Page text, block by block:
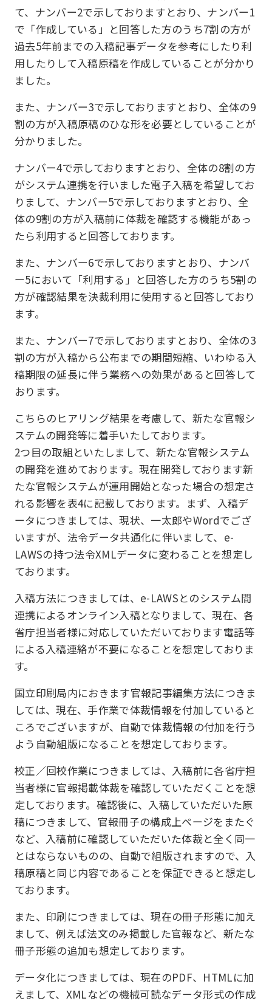
て、ナンバー2で示しておりますとおり、ナンバー1
で「作成している」と回答した方のうち7割の方が
過去5年前までの入稿記事データを参考にしたり利
用したりして入稿原稿を作成していることが分かり
ました。
また、ナンバー3で示しておりますとおり、全体の9
割の方が入稿原稿のひな形を必要としていることが
分かりました。
ナンバー4で示しておりますとおり、全体の8割の方
がシステム連携を行いました電子入稿を希望してお
りまして、ナンバー5で示しておりますとおり、全
体の9割の方が入稿前に体裁を確認する機能があっ
たら利用すると回答しております。
また、ナンバー6で示しておりますとおり、ナンバ
ー5において「利用する」と回答した方のうち5割の
方が確認結果を決裁利用に使用すると回答しており
ます。
また、ナンバー7で示しておりますとおり、全体の3
割の方が入稿から公布までの期間短縮、いわゆる入
稿期限の延長に伴う業務への効果があると回答して
おります。
こちらのヒアリング結果を考慮して、新たな官報シ
ステムの開発等に着手いたしております。
2つ目の取組といたしまして、新たな官報システム
の開発を進めております。現在開発しております新
たな官報システムが運用開始となった場合の想定さ
れる影響を表4に記載しております。まず、入稿デ
ータにつきましては、現状、一太郎やWordでござ
いますが、法令データ共通化に伴いまして、e-
LAWSの持つ法令XMLデータに変わることを想定し
ております。
入稿方法につきましては、e-LAWSとのシステム間
連携によるオンライン入稿となりまして、現在、各
省庁担当者様に対応していただいております電話等
による入稿連絡が不要になることを想定しておりま
す。
国立印刷局内におきます官報記事編集方法につきま
しては、現在、手作業で体裁情報を付加していると
ころでございますが、自動で体裁情報の付加を行う
よう自動組版になることを想定しております。
校正／回校作業につきましては、入稿前に各省庁担
当者様に官報掲載体裁を確認していただくことを想
定しております。確認後に、入稿していただいた原
稿につきまして、官報冊子の構成上ページをまたぐ
など、入稿前に確認していただいた体裁と全く同一
とはならないものの、自動で組版されますので、入
稿原稿と同じ内容であることを保証できると想定し
ております。
また、印刷につきましては、現在の冊子形態に加え
まして、例えば法文のみ掲載した官報など、新たな
冊子形態の追加も想定しております。
データ化につきましては、現在のPDF、HTMLに加
えまして、XMLなどの機械可読なデータ形式の作成